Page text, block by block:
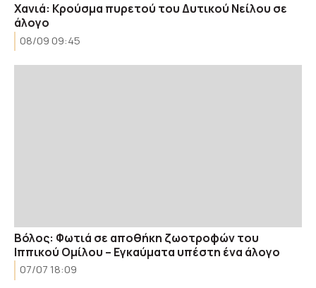
Χανιά: Κρούσμα πυρετού του Δυτικού Νείλου σε
άλογο
08/09 09:45
Βόλος: Φωτιά σε αποθήκη ζωοτροφών του
Ιππικού Ομίλου – Εγκαύματα υπέστη ένα άλογο
07/07 18:09